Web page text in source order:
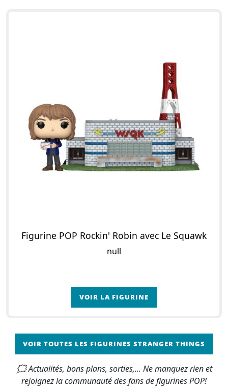
Figurine POP Rockin' Robin avec Le Squawk
null
VOIR LA FIGURINE
VOIR TOUTES LES FIGURINES STRANGER THINGS
🗯 Actualités, bons plans, sorties,... Ne manquez rien et
rejoignez la communauté des fans de figurines POP!